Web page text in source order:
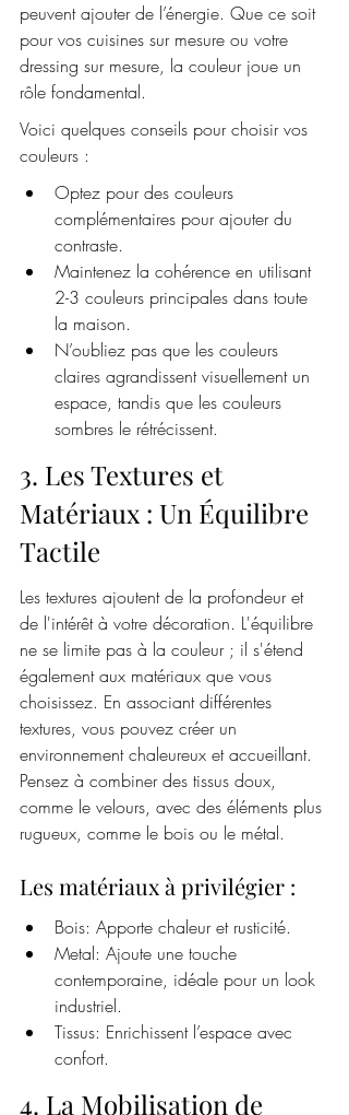
peuvent ajouter de l’énergie. Que ce soit
pour vos cuisines sur mesure ou votre
dressing sur mesure, la couleur joue un
rôle fondamental.
Voici quelques conseils pour choisir vos
couleurs :
Optez pour des couleurs
complémentaires pour ajouter du
contraste.
Maintenez la cohérence en utilisant
2-3 couleurs principales dans toute
la maison.
N’oubliez pas que les couleurs
claires agrandissent visuellement un
espace, tandis que les couleurs
sombres le rétrécissent.
3. Les Textures et
Matériaux : Un Équilibre
Tactile
Les textures ajoutent de la profondeur et
de l'intérêt à votre décoration. L'équilibre
ne se limite pas à la couleur ; il s'étend
également aux matériaux que vous
choisissez. En associant différentes
textures, vous pouvez créer un
environnement chaleureux et accueillant.
Pensez à combiner des tissus doux,
comme le velours, avec des éléments plus
rugueux, comme le bois ou le métal.
Les matériaux à privilégier :
Bois: Apporte chaleur et rusticité.
Metal: Ajoute une touche
contemporaine, idéale pour un look
industriel.
Tissus: Enrichissent l’espace avec
confort.
4. La Mobilisation de